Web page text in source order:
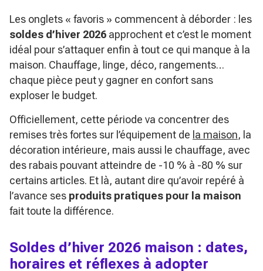
Les onglets « favoris » commencent à déborder : les
soldes d’hiver 2026 approchent et c’est le moment
idéal pour s’attaquer enfin à tout ce qui manque à la
maison. Chauffage, linge, déco, rangements…
chaque pièce peut y gagner en confort sans
exploser le budget.
Officiellement, cette période va concentrer des
remises très fortes sur l’équipement de la maison, la
décoration intérieure, mais aussi le chauffage, avec
des rabais pouvant atteindre de -10 % à -80 % sur
certains articles. Et là, autant dire qu’avoir repéré à
l’avance ses produits pratiques pour la maison
fait toute la différence.
Soldes d’hiver 2026 maison : dates,
horaires et réflexes à adopter